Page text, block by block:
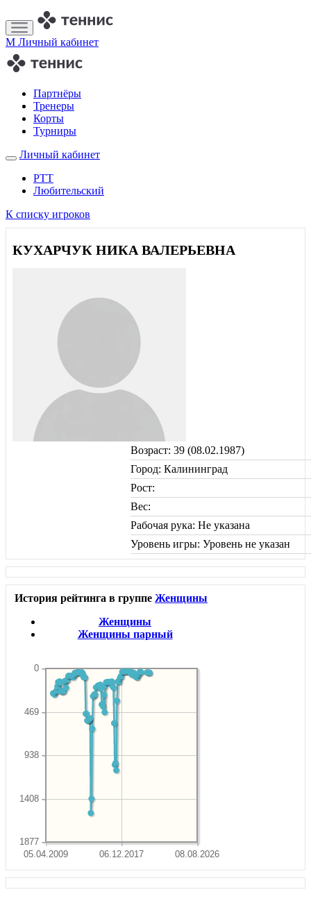
M Личный кабинет
Партнёры
Тренеры
Корты
Турниры
Личный кабинет
РТТ
Любительский
К списку игроков
КУХАРЧУК НИКА ВАЛЕРЬЕВНА
Возраст: 39 (08.02.1987)
Город: Калининград
Рост:
Вес:
Рабочая рука: Не указана
Уровень игры: Уровень не указан
История рейтинга в группе Женщины
Женщины
Женщины парный
05.04.2009 06.12.2017 08.08.2026
1877
1408
938
469
0